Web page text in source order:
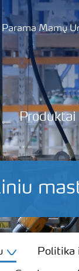
Parama Mamų
Produktai
Politika